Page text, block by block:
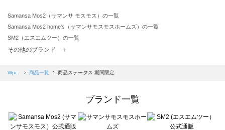
Samansa Mos2（サマンサ モスモス）の一覧
Samansa Mos2 home's（サマンサモスモスホームズ）の一覧
SM2（エスエムツー）の一覧
TSUHARU by Samansa Mos2（ツハルバイサマンサモスモス）の一覧
Samansa Mos2 blue（サマンサモスモス ブルー）の一覧
Te chichi（テチチ）の一覧
Te chichi CLASSIC（テチチ クラシック）の一覧
その他のブランド ＋
Wpc. 商品一覧 商品ステータス:期間限定
ブランド一覧